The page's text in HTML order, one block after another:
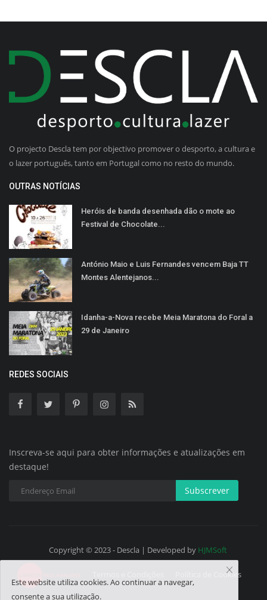
O projecto Descla tem por objectivo promover o desporto, a cultura e
o lazer português, tanto em Portugal como no resto do mundo.
OUTRAS NOTÍCIAS
Heróis de banda desenhada dão o mote ao
Festival de Chocolate...
António Maio e Luis Fernandes vencem Baja TT
Montes Alentejanos...
Idanha-a-Nova recebe Meia Maratona do Foral a
29 de Janeiro
REDES SOCIAIS
Inscreva-se aqui para obter informações e atualizações em
destaque!
Subscrever
Copyright © 2023 - Descla | Developed by HJMSoft
Política de Cookies
Este website utiliza cookies. Ao continuar a navegar,
consente a sua utilização.